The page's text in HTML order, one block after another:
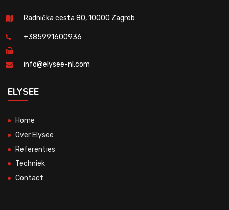
Radnička cesta 80, 10000 Zagreb
+385991600936
info@elysee-nl.com
ELYSEE
Home
Over Elysee
Referenties
Techniek
Contact